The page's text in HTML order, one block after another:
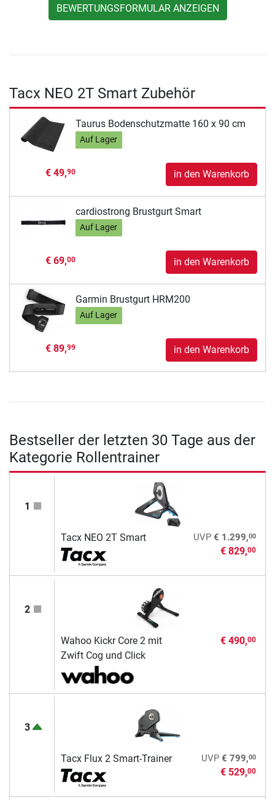
BEWERTUNGSFORMULAR ANZEIGEN
Tacx NEO 2T Smart Zubehör
Taurus Bodenschutzmatte 160 x 90 cm
Auf Lager
€ 49,90 in den Warenkorb
cardiostrong Brustgurt Smart
Auf Lager
€ 69,00 in den Warenkorb
Garmin Brustgurt HRM200
Auf Lager
€ 89,99 in den Warenkorb
Bestseller der letzten 30 Tage aus der
Kategorie Rollentrainer
1
Tacx NEO 2T Smart UVP € 1.299,00
€ 829,00
2
Wahoo Kickr Core 2 mit
Zwift Cog und Click
€ 490,00
3
Tacx Flux 2 Smart-Trainer UVP € 799,00
€ 529,00